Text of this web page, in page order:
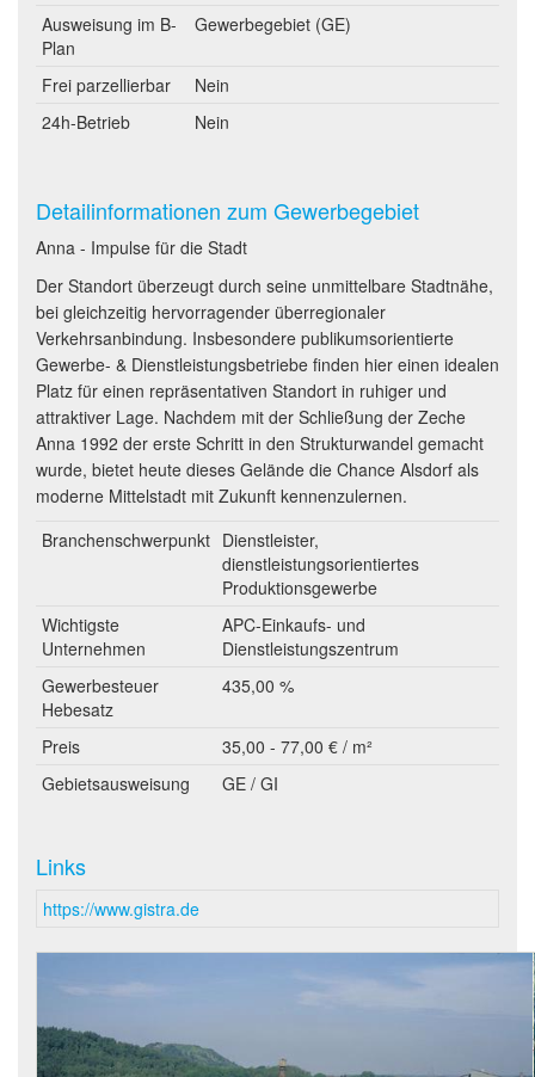
Ausweisung im B-
Plan
Gewerbegebiet (GE)
Frei parzellierbar
Nein
24h-Betrieb
Nein
Detailinformationen zum Gewerbegebiet
Anna - Impulse für die Stadt
Der Standort überzeugt durch seine unmittelbare Stadtnähe,
bei gleichzeitig hervorragender überregionaler
Verkehrsanbindung. Insbesondere publikumsorientierte
Gewerbe- & Dienstleistungsbetriebe finden hier einen idealen
Platz für einen repräsentativen Standort in ruhiger und
attraktiver Lage. Nachdem mit der Schließung der Zeche
Anna 1992 der erste Schritt in den Strukturwandel gemacht
wurde, bietet heute dieses Gelände die Chance Alsdorf als
moderne Mittelstadt mit Zukunft kennenzulernen.
Branchenschwerpunkt Dienstleister,
dienstleistungsorientiertes
Produktionsgewerbe
Wichtigste
Unternehmen
APC-Einkaufs- und
Dienstleistungszentrum
Gewerbesteuer
Hebesatz
435,00 %
Preis
35,00 - 77,00 € / m²
Gebietsausweisung
GE / GI
Links
https://www.gistra.de